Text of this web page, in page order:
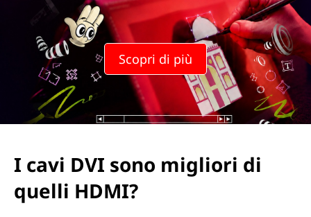
Scopri di più
I cavi DVI sono migliori di
quelli HDMI?